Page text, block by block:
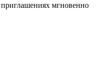
мгновенно